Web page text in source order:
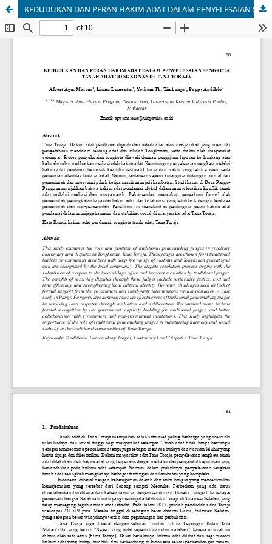
KEDUDUKAN DAN PERAN HAKIM ADAT DALAM PENYELESAIAN SENGKETA TANAH ADAT TONGKONAN DI TANA TORAJA